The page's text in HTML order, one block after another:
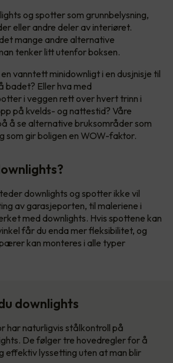
og spotter som grunnbelysning,
eller andre deler av interiøret.
mange andre alternative
tenker litt utenfor boksen.
vanntett minidownligt i en dusjnisje til
badet? Eller hva med
i veggen rett over hvert trinn i
på kvelds- og nattestid? Våre
å se alternative bruksområder som
som gir boligen en WOW-faktor.
downlights og spotter ikke vil
av garasjeporten, til maleriene i
med downlights. Hvis spottene kan
får du enda mer fleksibilitet, og
kan monteres i alle typer
downlights
har naturligvis stålkontroll på
De følger tre hovedregler for å
effektiv lyssetting uten at man blir